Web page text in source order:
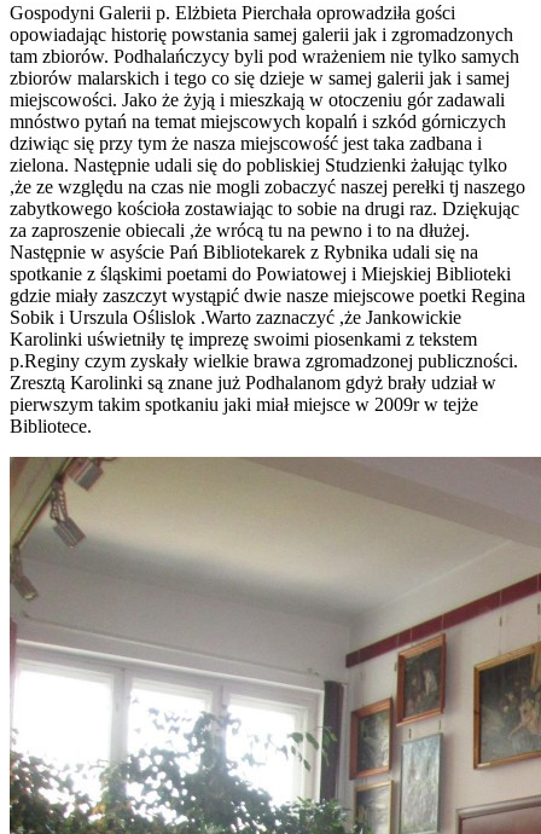
Gospodyni Galerii p. Elżbieta Pierchała oprowadziła gości
opowiadając historię powstania samej galerii jak i zgromadzonych
tam zbiorów. Podhalańczycy byli pod wrażeniem nie tylko samych
zbiorów malarskich i tego co się dzieje w samej galerii jak i samej
miejscowości. Jako że żyją i mieszkają w otoczeniu gór zadawali
mnóstwo pytań na temat miejscowych kopalń i szkód górniczych
dziwiąc się przy tym że nasza miejscowość jest taka zadbana i
zielona. Następnie udali się do pobliskiej Studzienki żałując tylko
,że ze względu na czas nie mogli zobaczyć naszej perełki tj naszego
zabytkowego kościoła zostawiając to sobie na drugi raz. Dziękując
za zaproszenie obiecali ,że wrócą tu na pewno i to na dłużej.
Następnie w asyście Pań Bibliotekarek z Rybnika udali się na
spotkanie z śląskimi poetami do Powiatowej i Miejskiej Biblioteki
gdzie miały zaszczyt wystąpić dwie nasze miejscowe poetki Regina
Sobik i Urszula Oślislok .Warto zaznaczyć ,że Jankowickie
Karolinki uświetniły tę imprezę swoimi piosenkami z tekstem
p.Reginy czym zyskały wielkie brawa zgromadzonej publiczności.
Zresztą Karolinki są znane już Podhalanom gdyż brały udział w
pierwszym takim spotkaniu jaki miał miejsce w 2009r w tejże
Bibliotece.